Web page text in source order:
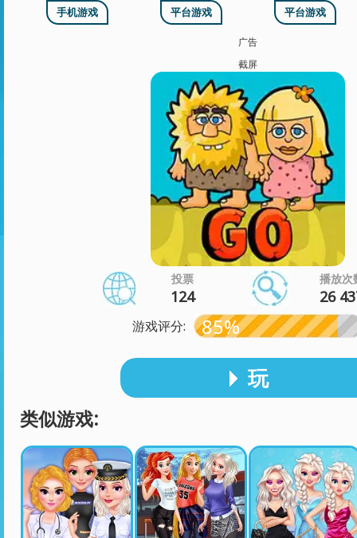
手机游戏 平台游戏 平台游戏
广告
截屏
投票
124
播放次
26
游戏评分: 85%
玩
类似游戏: